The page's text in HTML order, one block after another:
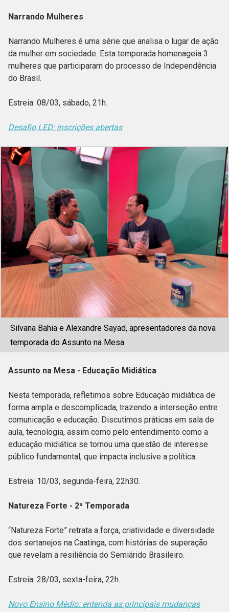
Narrando Mulheres
Narrando Mulheres é uma série que analisa o lugar de ação
da mulher em sociedade. Esta temporada homenageia 3
mulheres que participaram do processo de Independência
do Brasil.
Estreia: 08/03, sábado, 21h.
Desafio LED: inscrições abertas
Silvana Bahia e Alexandre Sayad, apresentadores da nova
temporada do Assunto na Mesa
Assunto na Mesa - Educação Midiática
Nesta temporada, refletimos sobre Educação midiática de
forma ampla e descomplicada, trazendo a interseção entre
comunicação e educação. Discutimos práticas em sala de
aula, tecnologia, assim como pelo entendimento como a
educação midiática se tornou uma questão de interesse
público fundamental, que impacta inclusive a política.
Estreia: 10/03, segunda-feira, 22h30.
Natureza Forte - 2ª Temporada
“Natureza Forte” retrata a força, criatividade e diversidade
dos sertanejos na Caatinga, com histórias de superação
que revelam a resiliência do Semiárido Brasileiro.
Estreia: 28/03, sexta-feira, 22h.
Novo Ensino Médio: entenda as principais mudanças